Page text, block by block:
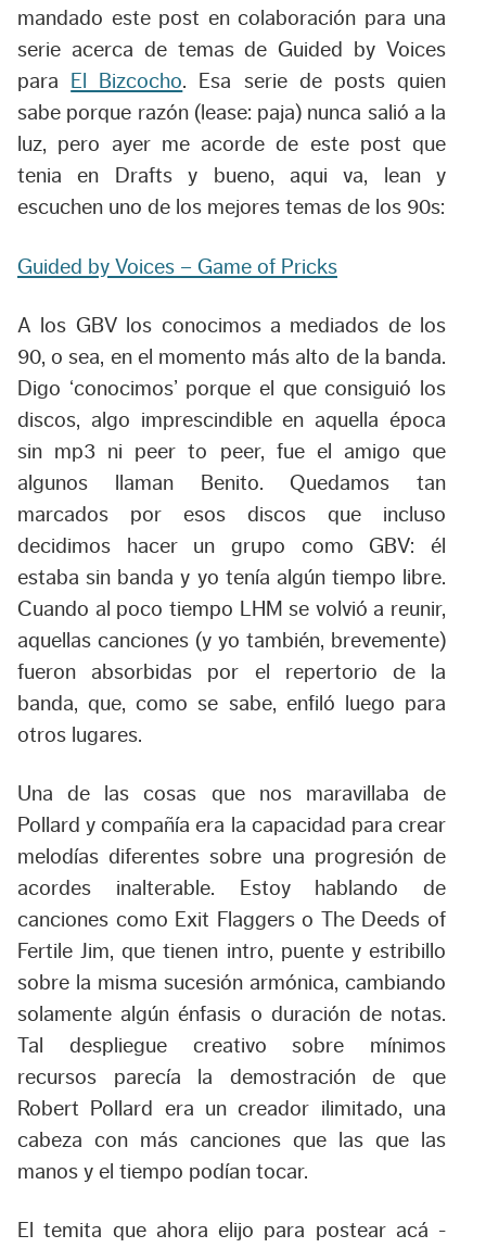
mandado este post en colaboración para una
serie acerca de temas de Guided by Voices
para
El Bizcocho. Esa serie de posts quien
sabe porque razón (lease: paja) nunca salió a la
luz, pero ayer me acorde de este post que
tenia en Drafts y bueno, aqui va, lean y
escuchen uno de los mejores temas de los 90s:
Guided by Voices – Game of Pricks
A los GBV los conocimos a mediados de los
90, o sea, en el momento más alto de la banda.
Digo ‘conocimos’ porque el que consiguió los
discos, algo imprescindible en aquella época
sin mp3 ni peer to peer, fue el amigo que
algunos llaman Benito. Quedamos tan
marcados por esos discos que incluso
decidimos hacer un grupo como GBV: él
estaba sin banda y yo tenía algún tiempo libre.
Cuando al poco tiempo LHM se volvió a reunir,
aquellas canciones (y yo también, brevemente)
fueron absorbidas por el repertorio de la
banda, que, como se sabe, enfiló luego para
otros lugares.
Una de las cosas que nos maravillaba de
Pollard y compañía era la capacidad para crear
melodías diferentes sobre una progresión de
acordes inalterable. Estoy hablando de
canciones como Exit Flaggers o The Deeds of
Fertile Jim, que tienen intro, puente y estribillo
sobre la misma sucesión armónica, cambiando
solamente algún énfasis o duración de notas.
Tal despliegue creativo sobre mínimos
recursos parecía la demostración de que
Robert Pollard era un creador ilimitado, una
cabeza con más canciones que las que las
manos y el tiempo podían tocar.
El temita que ahora elijo para postear acá -